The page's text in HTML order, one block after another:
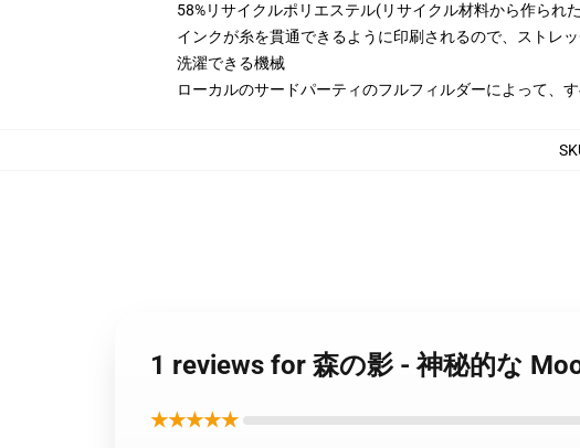
58%リサイクルポリエステル(リサイクル材料から作られ
インクが糸を貫通できるように印刷されるので、ストレ
洗濯できる機械
ローカルのサードパーティのフルフィルダーによって、
1 reviews for 森の影 - 神秘的な
★★★★★